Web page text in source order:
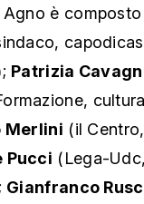
è composto
Patrizia
Merlini (il
Pucci (Lega-
Gianfranco